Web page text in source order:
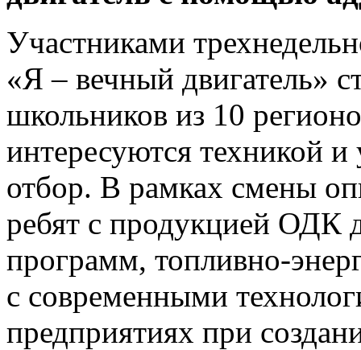
Участниками
«Я – вечный двигатель»
школьников из 10
интересуются техникой
отбор. В рамках смены
ребят с продукцией ОДК
программ, топливно-
с современными
предприятиях при